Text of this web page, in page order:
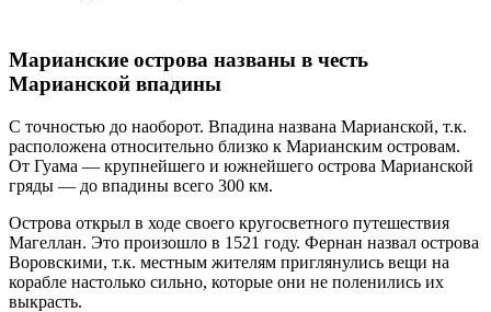
Марианские острова названы в честь
Марианской впадины
С точностью до наоборот. Впадина названа Марианской, т.к.
расположена относительно близко к Марианским островам.
От Гуама — крупнейшего и южнейшего острова Марианской
гряды — до впадины всего 300 км.
Острова открыл в ходе своего кругосветного путешествия
Магеллан. Это произошло в 1521 году. Фернан назвал острова
Воровскими, т.к. местным жителям приглянулись вещи на
корабле настолько сильно, которые они не поленились их
выкрасть.